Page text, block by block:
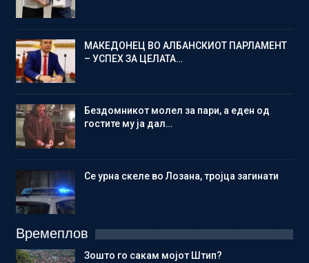
МАКЕДОНЕЦ ВО АЛБАНСКИОТ ПАРЛАМЕНТ
– УСПЕХ ЗА ЦЕЛАТА…
Бездомникот молел за пари, а еден од
гостите му ја дал…
Се урна скеле во Лозана, тројца загинати
Времеплов
Зошто го сакам мојот Штип?